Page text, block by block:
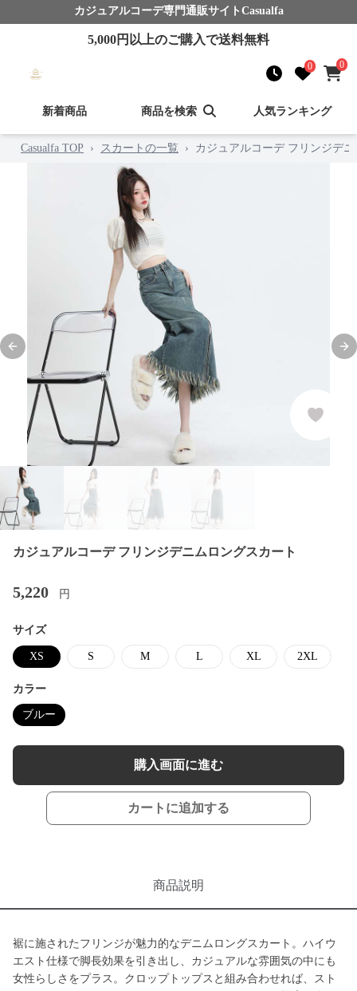
カジュアルコーデ専門通販サイト Casualfa
5,000円以上のご購入で送料無料
0 0
新着商品 商品を検索 人気ランキング
Casualfa TOP › スカートの一覧 › カジュアルコーデ フリンジデ
Previous slide
カジュアルコーデ フリンジデニムロングスカート
5,220 円
サイズ
XS S M L XL 2XL
カラー
ブルー
購入画面に進む
カートに追加する
商品説明
裾に施されたフリンジが魅力的なデニムロングスカート。ハイウ
エスト仕様で脚長効果を引き出し、カジュアルな雰囲気の中にも
女性らしさをプラス。クロップトップスと組み合わせれば、スト